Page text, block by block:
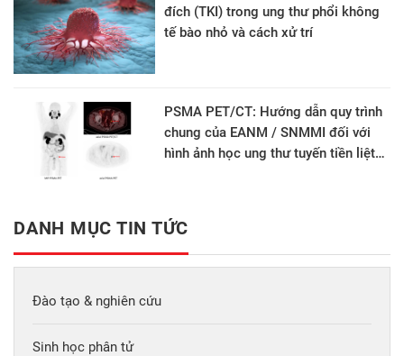
đích (TKI) trong ung thư phổi không
tế bào nhỏ và cách xử trí
PSMA PET/CT: Hướng dẫn quy trình
chung của EANM / SNMMI đối với
hình ảnh học ung thư tuyến tiền liệt
DANH MỤC TIN TỨC
Đào tạo & nghiên cứu
Sinh học phân tử